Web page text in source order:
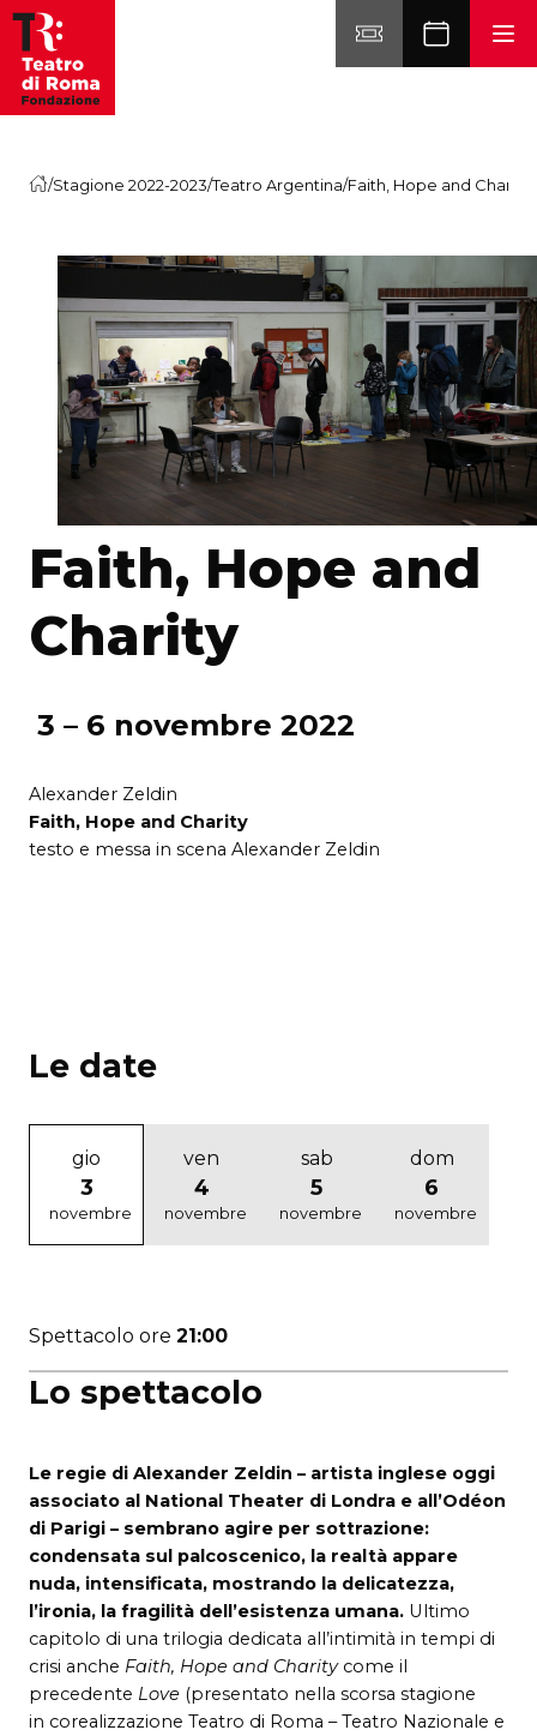
Vai al contenuto
/Stagione 2022-2023/Teatro Argentina/Faith, Hope and Charity
Faith, Hope and
Charity
3 – 6 novembre 2022
Alexander Zeldin
Faith, Hope and Charity
testo e messa in scena Alexander Zeldin
Lo spettacolo
Le regie di Alexander Zeldin – artista inglese oggi
associato al National Theater di Londra e all’Odéon
di Parigi – sembrano agire per sottrazione:
condensata sul palcoscenico, la realtà appare
nuda, intensificata, mostrando la delicatezza,
l’ironia, la fragilità dell’esistenza umana. Ultimo
capitolo di una trilogia dedicata all’intimità in tempi di
crisi anche Faith, Hope and Charitycome il
precedente Love (presentato nella scorsa stagione
in corealizzazione Teatro di Roma – Teatro Nazionale e
Le date
gio
3
novembre
ven
4
novembre
sab
5
novembre
dom
6
novembre
Spettacolo ore 21:00